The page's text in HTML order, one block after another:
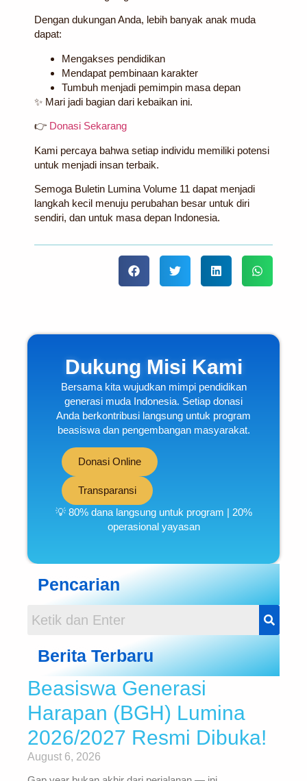
Dengan dukungan Anda, lebih banyak anak muda
dapat:
Mengakses pendidikan
Mendapat pembinaan karakter
Tumbuh menjadi pemimpin masa depan
✨ Mari jadi bagian dari kebaikan ini.
👉 Donasi Sekarang
Kami percaya bahwa setiap individu memiliki potensi
untuk menjadi insan terbaik.
Semoga Buletin Lumina Volume 11 dapat menjadi
langkah kecil menuju perubahan besar untuk diri
sendiri, dan untuk masa depan Indonesia.
Dukung Misi Kami
Bersama kita wujudkan mimpi pendidikan
generasi muda Indonesia. Setiap donasi
Anda berkontribusi langsung untuk program
beasiswa dan pengembangan masyarakat.
Donasi Online
Transparansi
💡 80% dana langsung untuk program | 20%
operasional yayasan
Pencarian
Berita Terbaru
Beasiswa Generasi
Harapan (BGH) Lumina
2026/2027 Resmi Dibuka!
August 6, 2026